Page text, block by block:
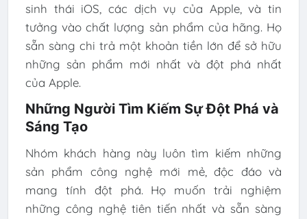
sinh thái iOS, các dịch vụ của Apple, và tin
tưởng vào chất lượng sản phẩm của hãng. Họ
sẵn sàng chi trả một khoản tiền lớn để sở hữu
những sản phẩm mới nhất và đột phá nhất
của Apple.
Những Người Tìm Kiếm Sự Đột Phá và
Sáng Tạo
Nhóm khách hàng này luôn tìm kiếm những
sản phẩm công nghệ mới mẻ, độc đáo và
mang tính đột phá. Họ muốn trải nghiệm
những công nghệ tiên tiến nhất và sẵn sàng